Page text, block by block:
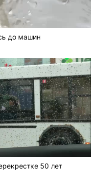
до машин
50 лет